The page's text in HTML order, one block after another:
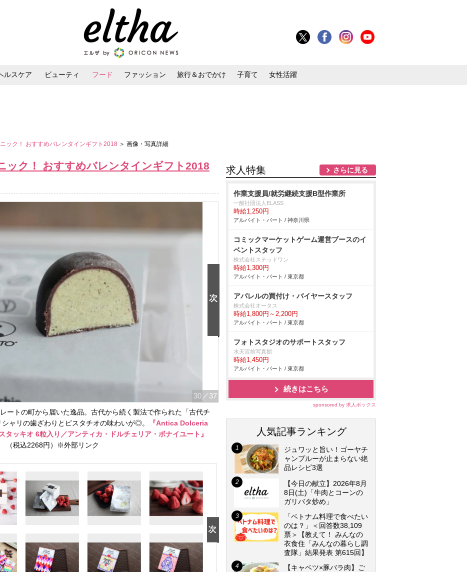
ルスケア ビューティ フード ファッション 旅行＆おでかけ 子育て 女性活躍
ック！ おすすめバレンタインギフト2018 ＞ 画像・写真詳細
ック！ おすすめバレンタインギフト2018
30 ／37
ートの町から届いた逸品。古代から続く製法で作られた「古代チ
ャリの歯ざわりとピスタチオの味わいが◎。
『Antica Dolceria
ッキオ 6粒入り／アンティカ・ドルチェリア・ボナイユート』
（税込2268円）※外部リンク
求人特集 さらに見る
作業支援員/就労継続支援B型作業所
一般社団法人ELASS
時給1,250円
アルバイト・パート / 神奈川県
コミックマーケットゲーム運営ブースのイ
ベントスタッフ
株式会社ステッドワン
時給1,300円
アルバイト・パート / 東京都
アパレルの買付け・バイヤースタッフ
株式会社オータス
時給1,800円～2,200円
アルバイト・パート / 東京都
フォトスタジオのサポートスタッフ
水天宮前写真館
時給1,450円
アルバイト・パート / 東京都
続きはこちら
sponsored by 求人ボックス
人気記事ランキング
ジュワッと旨い！ゴーヤチ
ャンプルーが止まらない絶
品レシピ3選
【今日の献立】2026年8月
8日(土)「牛肉とコーンの
ガリバタ炒め」
「ベトナム料理で食べたい
のは？」＜回答数38,109
票＞【教えて！ みんなの
衣食住「みんなの暮らし調
査隊」結果発表 第615回】
【キャベツ×豚バラ肉】ご